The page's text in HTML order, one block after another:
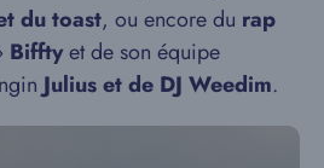
du toast, ou encore du rap
Bifftyet de son équipe
Julius et de DJ Weedim.